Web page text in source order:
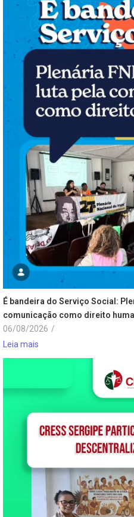
É bandeira do Serviço Social:
comunicação como direito
06/08/2026 /
Leia mais